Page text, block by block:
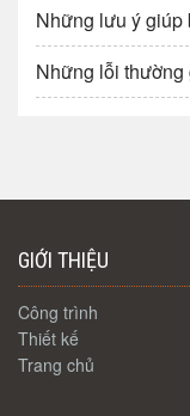
Những lưu ý giúp
Những lỗi thường
GIỚI THIỆU
Công trình
Thiết kế
Trang chủ